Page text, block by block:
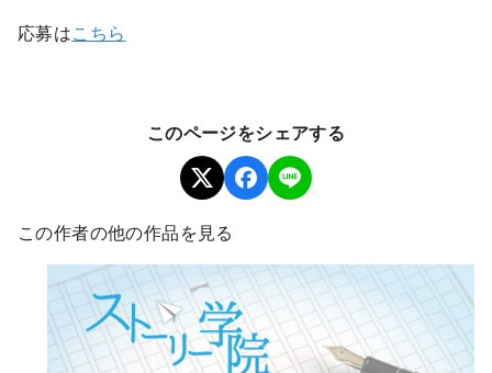
応募はこちら
このページをシェアする
この作者の他の作品を見る